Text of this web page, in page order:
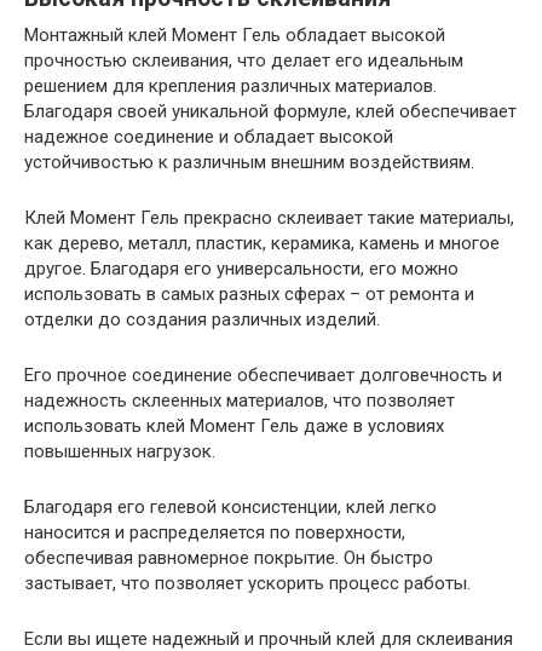
Монтажный клей Момент Гель обладает высокой
прочностью склеивания, что делает его идеальным
решением для крепления различных материалов.
Благодаря своей уникальной формуле, клей обеспечивает
надежное соединение и обладает высокой
устойчивостью к различным внешним воздействиям.
Клей Момент Гель прекрасно склеивает такие материалы,
как дерево, металл, пластик, керамика, камень и многое
другое. Благодаря его универсальности, его можно
использовать в самых разных сферах – от ремонта и
отделки до создания различных изделий.
Его прочное соединение обеспечивает долговечность и
надежность склеенных материалов, что позволяет
использовать клей Момент Гель даже в условиях
повышенных нагрузок.
Благодаря его гелевой консистенции, клей легко
наносится и распределяется по поверхности,
обеспечивая равномерное покрытие. Он быстро
застывает, что позволяет ускорить процесс работы.
Если вы ищете надежный и прочный клей для склеивания